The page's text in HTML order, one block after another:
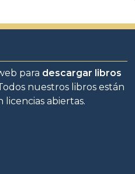
para descargar libros
nuestros libros están
abiertas.